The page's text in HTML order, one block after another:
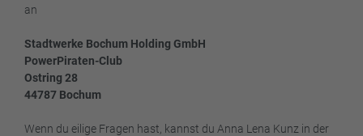
an
Stadtwerke Bochum Holding GmbH
PowerPiraten-Club
Ostring 28
44787 Bochum
Wenn du eilige Fragen hast, kannst du Anna Lena Kunz in der